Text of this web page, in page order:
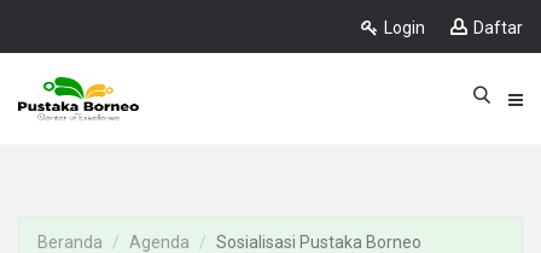
Login Daftar
Beranda Agenda Sosialisasi Pustaka Borneo